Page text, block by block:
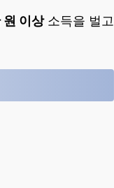
이상소득을 벌고